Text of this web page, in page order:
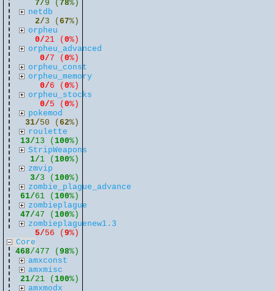
7/9 (78%)
netdb
2/3 (67%)
orpheu
0/21 (0%)
orpheu_advanced
0/7 (0%)
orpheu_const
orpheu_memory
0/6 (0%)
orpheu_stocks
0/5 (0%)
pokemod
31/50 (62%)
roulette
13/13 (100%)
StripWeapons
1/1 (100%)
zmvip
3/3 (100%)
zombie_plague_advance
61/61 (100%)
zombieplague
47/47 (100%)
zombieplaguenew1.3
5/56 (9%)
Core
468/477 (98%)
amxconst
amxmisc
21/21 (100%)
amxmodx